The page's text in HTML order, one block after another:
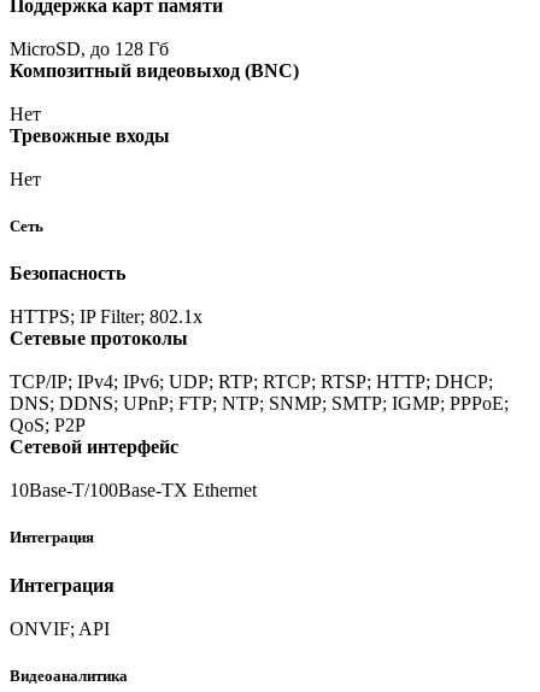
Поддержка карт памяти
MicroSD, до 128 Гб
Композитный видеовыход (BNC)
Нет
Тревожные входы
Нет
Сеть
Безопасность
HTTPS; IP Filter; 802.1x
Сетевые протоколы
TCP/IP; IPv4; IPv6; UDP; RTP; RTCP; RTSP; HTTP; DHCP;
DNS; DDNS; UPnP; FTP; NTP; SNMP; SMTP; IGMP; PPPoE;
QoS; P2P
Сетевой интерфейс
10Base-T/100Base-TX Ethernet
Интеграция
Интеграция
ONVIF; API
Видеоаналитика